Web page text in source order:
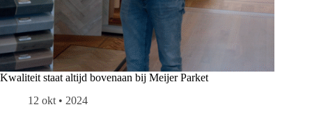
Kwaliteit staat altijd bovenaan bij Meijer Parket
12 okt • 2024